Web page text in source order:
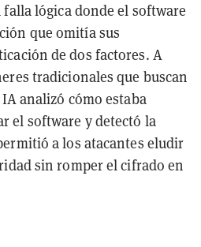
lógica donde el software
que omitía sus
de dos factores. A
tradicionales que buscan
analizó cómo estaba
el software y detectó la
a los atacantes eludir
sin romper el cifrado en